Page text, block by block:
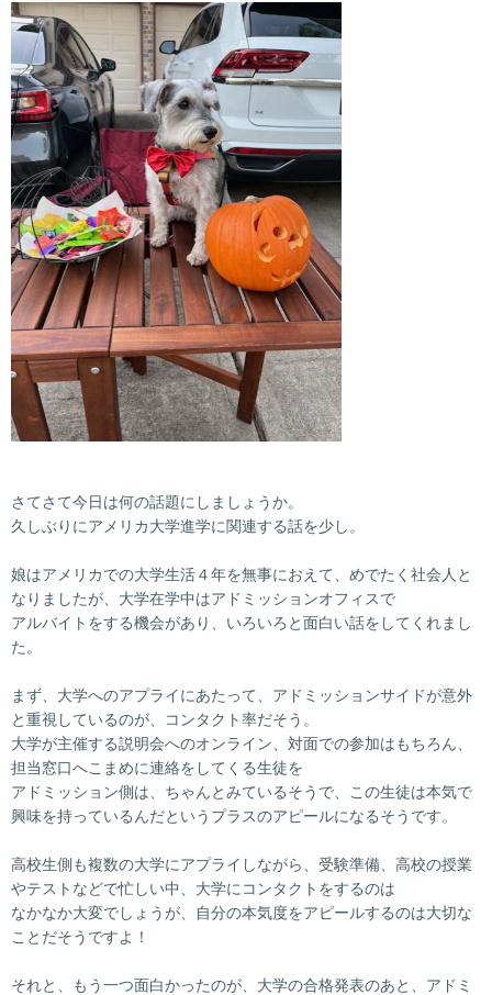
さてさて今日は何の話題にしましょうか。
久しぶりにアメリカ大学進学に関連する話を少し。
娘はアメリカでの大学生活４年を無事におえて、めでたく社会人と
なりましたが、大学在学中はアドミッションオフィスで
アルバイトをする機会があり、いろいろと面白い話をしてくれまし
た。
まず、大学へのアプライにあたって、アドミッションサイドが意外
と重視しているのが、コンタクト率だそう。
大学が主催する説明会へのオンライン、対面での参加はもちろん、
担当窓口へこまめに連絡をしてくる生徒を
アドミッション側は、ちゃんとみているそうで、この生徒は本気で
興味を持っているんだというプラスのアピールになるそうです。
高校生側も複数の大学にアプライしながら、受験準備、高校の授業
やテストなどで忙しい中、大学にコンタクトをするのは
なかなか大変でしょうが、自分の本気度をアピールするのは大切な
ことだそうですよ！
それと、もう一つ面白かったのが、大学の合格発表のあと、アドミ